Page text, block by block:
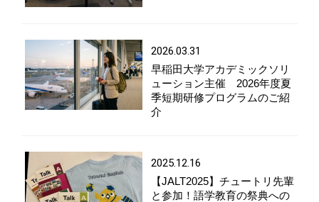
2026.03.31
早稲田大学アカデミックソリ
ューション主催 2026年度夏
季短期研修プログラムのご紹
介
2025.12.16
【JALT2025】チュートリ先輩
と参加！語学教育の祭典への